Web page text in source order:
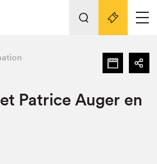
au Salon
Nos activités
Patrice Auger en